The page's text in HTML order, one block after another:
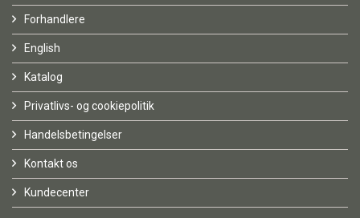
Forhandlere
English
Katalog
Privatlivs- og cookiepolitik
Handelsbetingelser
Kontakt os
Kundecenter